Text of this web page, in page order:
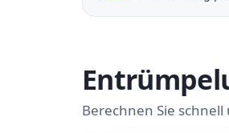
Berechnen Sie